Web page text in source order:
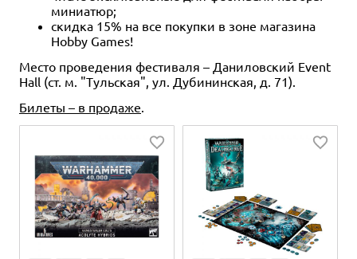
миниатюр;
скидка 15% на все покупки в зоне магазина
Hobby Games!
Место проведения фестиваля – Даниловский Event
Hall (ст. м. "Тульская", ул. Дубининская, д. 71).
Билеты – в продаже